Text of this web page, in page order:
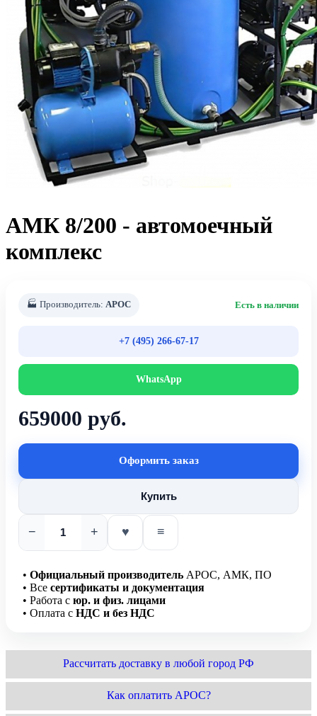
АМК 8/200 - автомоечный
комплекс
🏭 Производитель: АРОС Есть в наличии
+7 (495) 266-67-17
WhatsApp
659000 руб.
Оформить заказ
Купить
− + ♥ ≡
• Официальный производитель АРОС, АМК, ПО
• Все сертификаты и документация
• Работа с юр. и физ. лицами
• Оплата с НДС и без НДС
Рассчитать доставку в любой город РФ
Как оплатить АРОС?